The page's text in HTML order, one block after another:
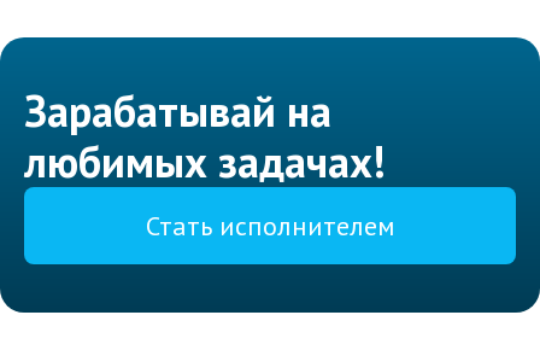
Зарабатывай на
любимых задачах!
Стать исполнителем